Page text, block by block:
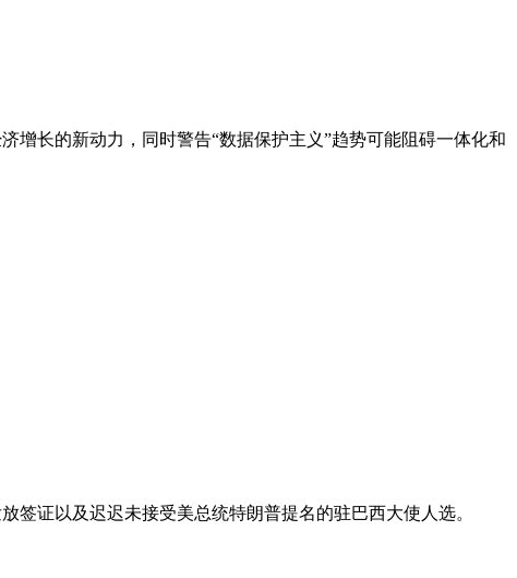
增长的新动力，同时警告“数据保护主义”趋势可能阻碍一体化和
签证以及迟迟未接受美总统特朗普提名的驻巴西大使人选。